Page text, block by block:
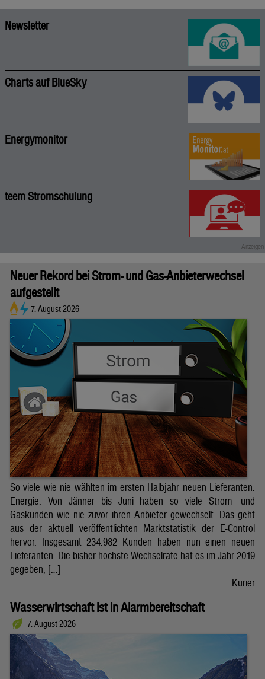
Newsletter
Charts auf BlueSky
Energymonitor
teem Stromschulung
Neuer Rekord bei Strom- und Gas-Anbieterwechsel
aufgestellt
7. August 2026
So viele wie nie wählten im ersten Halbjahr neuen Lieferanten.
Energie. Von Jänner bis Juni haben so viele Strom- und
Gaskunden wie nie zuvor ihren Anbieter gewechselt. Das geht
aus der aktuell veröffentlichten Marktstatistik der E-Control
hervor. Insgesamt 234.982 Kunden haben nun einen neuen
Lieferanten. Die bisher höchste Wechselrate hat es im Jahr 2019
gegeben, […]
Kurier
Wasserwirtschaft ist in Alarmbereitschaft
7. August 2026